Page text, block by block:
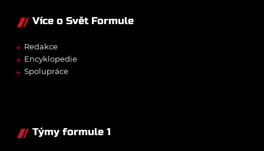
Více o Svět Formule
→ Redakce
→ Encyklopedie
→ Spolupráce
Týmy formule 1